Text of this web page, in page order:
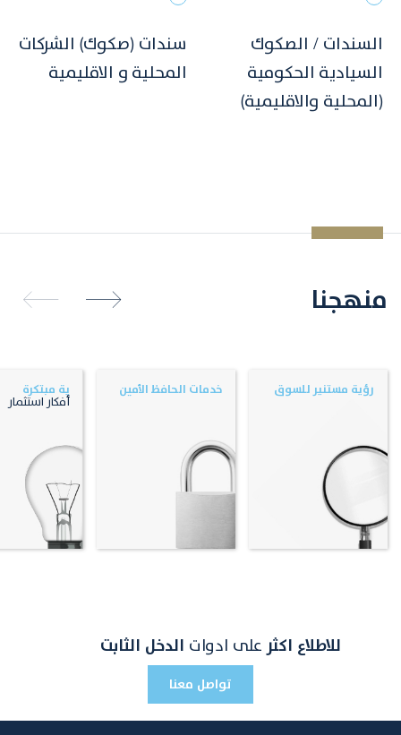
السندات / الصكوك
السيادية الحكومية
(المحلية والاقليمية)
سندات (صكوك) الشركات
المحلية و الاقليمية
منهجنا
رؤية مستنير للسوق خدمات الحافظ الأمين
ية مبتكرة
أفكار استثمار
للاطلاع اكثر على ادوات الدخل الثابت
تواصل معنا